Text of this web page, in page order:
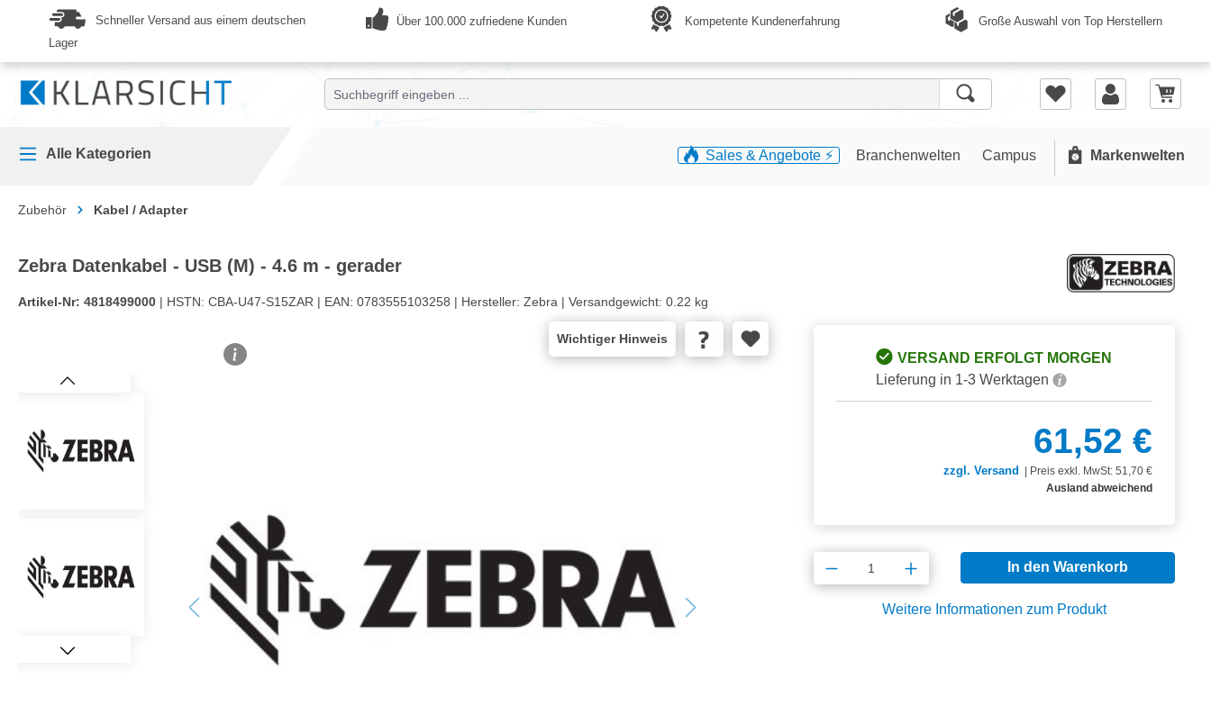
Zur Hauptnavigation springen
Schneller Versand aus einem deutschen
Lager
Über 100.000 zufriedene Kunden Kompetente Kundenerfahrung Große Auswahl von Top Herstellern
Alle Kategorien Sales & Angebote ⚡️ Branchenwelten Campus Markenwelten
Zubehör Kabel / Adapter
Zebra Datenkabel - USB (M) - 4.6 m - gerader
Artikel-Nr: 4818499000 | HSTN: CBA-U47-S15ZAR | EAN: 0783555103258 | Hersteller: Zebra | Versandgewicht: 0.22 kg
Wichtiger Hinweis
Bildergalerie überspringen
VERSAND ERFOLGT MORGEN
Lieferung in 1-3 Werktagen
61,52 €
zzgl. Versand | Preis exkl. MwSt: 51,70 €
Ausland abweichend
Produkt Anzahl: Gib den gewünschten
In den Warenkorb
Weitere Informationen zum Produkt